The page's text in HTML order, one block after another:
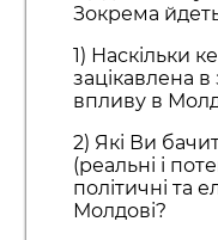
Зокрема
1) Наскільки
зацікавлена
впливу в
2) Які Ви
(реальні і
політичні та
Молдові?